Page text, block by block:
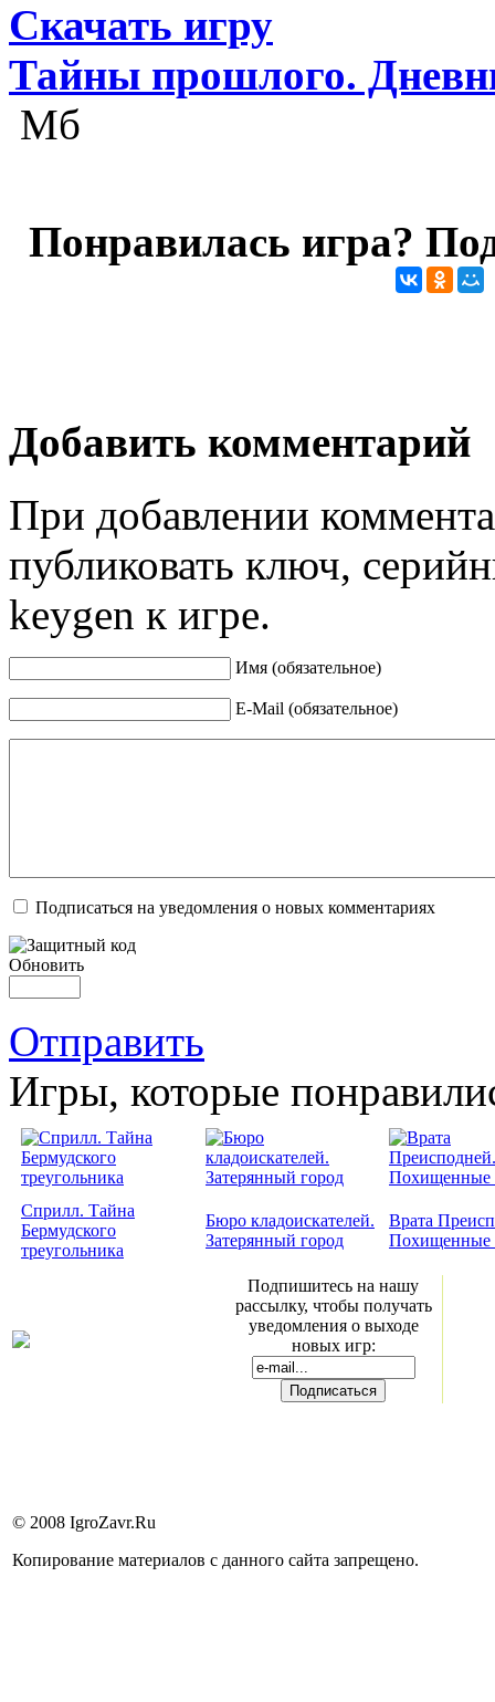
Скачать игру
Тайны прошлого.
Мб
Понравилась игра?
Добавить комментарий
При добавлении
публиковать ключ,
keygen к игре.
Имя (обязательное)
E-Mail (обязательное)
Подписаться на уведомления о новых комментариях
Обновить
Отправить
Игры, которые
Сприлл. Тайна
Бермудского
треугольника
Бюро кладоискателей.
Затерянный город
Врата
Похищенные
Подпишитесь на нашу
рассылку, чтобы получать
уведомления о выходе
новых игр:
© 2008 IgroZavr.Ru
Копирование материалов с данного сайта запрещено.